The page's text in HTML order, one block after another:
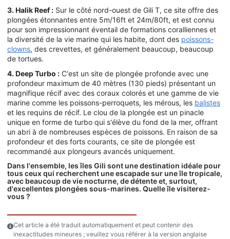
3. Halik Reef : Sur le côté nord-ouest de Gili T, ce site offre des
plongées étonnantes entre 5m/16ft et 24m/80ft, et est connu
pour son impressionnant éventail de formations coralliennes et
la diversité de la vie marine qui les habite, dont des poissons-
clowns, des crevettes, et généralement beaucoup, beaucoup
de tortues.
4. Deep Turbo : C'est un site de plongée profonde avec une
profondeur maximum de 40 mètres (130 pieds) présentant un
magnifique récif avec des coraux colorés et une gamme de vie
marine comme les poissons-perroquets, les mérous, les balistes
et les requins de récif. Le clou de la plongée est un pinacle
unique en forme de turbo qui s'élève du fond de la mer, offrant
un abri à de nombreuses espèces de poissons. En raison de sa
profondeur et des forts courants, ce site de plongée est
recommandé aux plongeurs avancés uniquement.
Dans l'ensemble, les îles Gili sont une destination idéale pour
tous ceux qui recherchent une escapade sur une île tropicale,
avec beaucoup de vie nocturne, de détente et, surtout,
d'excellentes plongées sous-marines. Quelle île visiterez-
vous ?
Cet article a été traduit automatiquement et peut contenir des
inexactitudes mineures ; veuillez vous référer à la version anglaise